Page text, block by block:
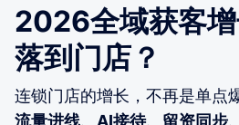
2026全域获客
落到门店？
连锁门店的增长，不再是单点
流量进线、AI接待、留资同步